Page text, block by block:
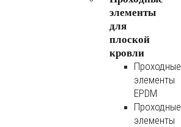
элементы
для
плоской
кровли
Проходные
элементы
EPDM
Проходные
элементы